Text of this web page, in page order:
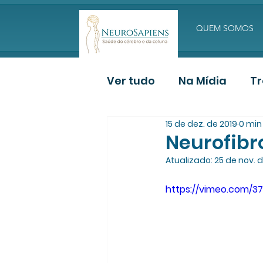
QUEM SOMOS
Ver tudo Na Mídia
Deposição de
15 de dez. de 2019 0
Atualizado: 25 de nov.
https://vimeo.com/